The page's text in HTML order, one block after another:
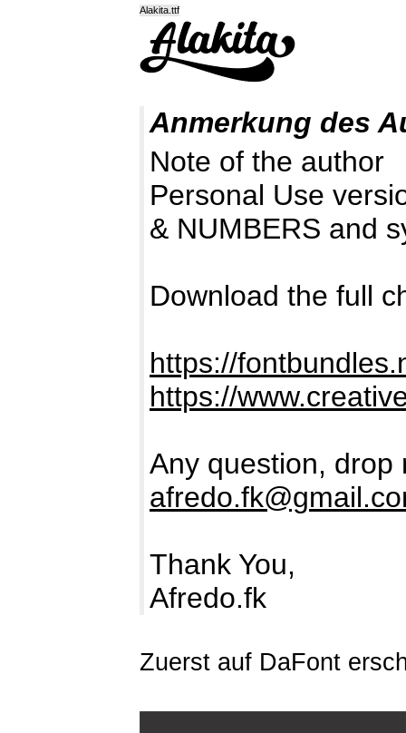
Alakita.ttf
Anmerkung des
Note of the author
Personal Use
& NUMBERS and
Download the full
https://
https://
Any question, drop
Thank You,
Afredo.fk
Zuerst auf DaFont